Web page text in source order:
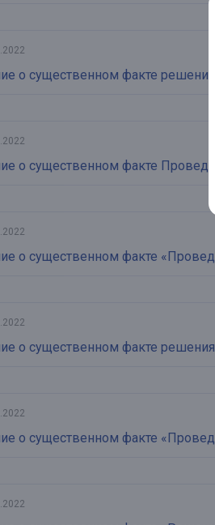
о существенном факте решения
о существенном факте
о существенном факте
о существенном факте
о существенном факте